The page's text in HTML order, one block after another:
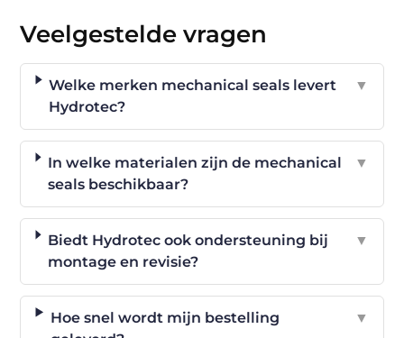
Veelgestelde vragen
Welke merken mechanical seals levert
Hydrotec?
▼
In welke materialen zijn de mechanical
seals beschikbaar?
▼
Biedt Hydrotec ook ondersteuning bij
montage en revisie?
▼
Hoe snel wordt mijn bestelling
▼